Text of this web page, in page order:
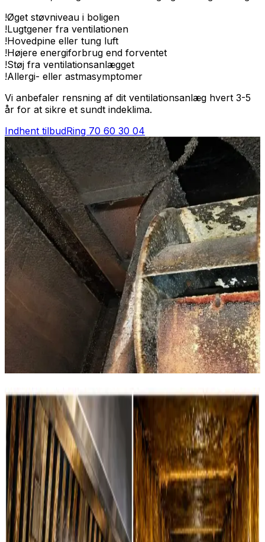
!Øget støvniveau i boligen
!Lugtgener fra ventilationen
!Hovedpine eller tung luft
!Højere energiforbrug end forventet
!Støj fra ventilationsanlægget
!Allergi- eller astmasymptomer
Vi anbefaler rensning af dit ventilationsanlæg hvert 3-5
år for at sikre et sundt indeklima.
Indhent tilbudRing 70 60 30 04
Ventilationsrens i Jægerspris — for
alle typer anlæg
Boligventilation
Grundig rensning af ventilationskanaler, ventiler og
aggregater i private boliger i Jægerspris. Vi servicerer
alle mærker.
Læs mere